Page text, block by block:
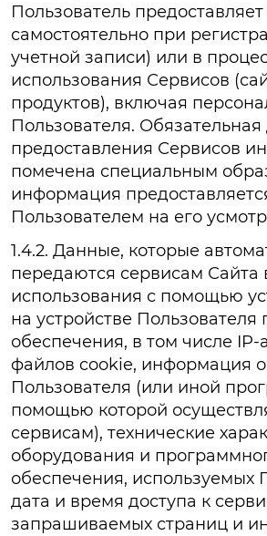
Пользователь
самостоятельно при
учетной записи) или в
использования Сервисов
продуктов), включая
Пользователя. Обязательная
предоставления Сервисов
помечена специальным
информация
Пользователем на его
1.4.2. Данные, которые
передаются сервисам Сайта
использования с помощью
на устройстве
обеспечения, в том числе
файлов cookie, информация
Пользователя (или иной
помощью которой
сервисам), технические
оборудования и
обеспечения, используемых
дата и время доступа к
запрашиваемых страниц и